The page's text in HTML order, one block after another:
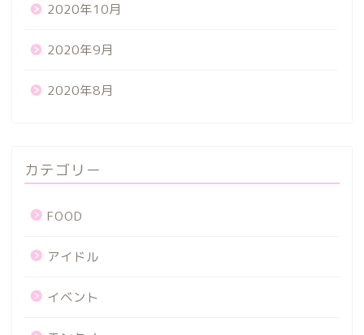
2020年10月
2020年9月
2020年8月
カテゴリー
FOOD
アイドル
イベント